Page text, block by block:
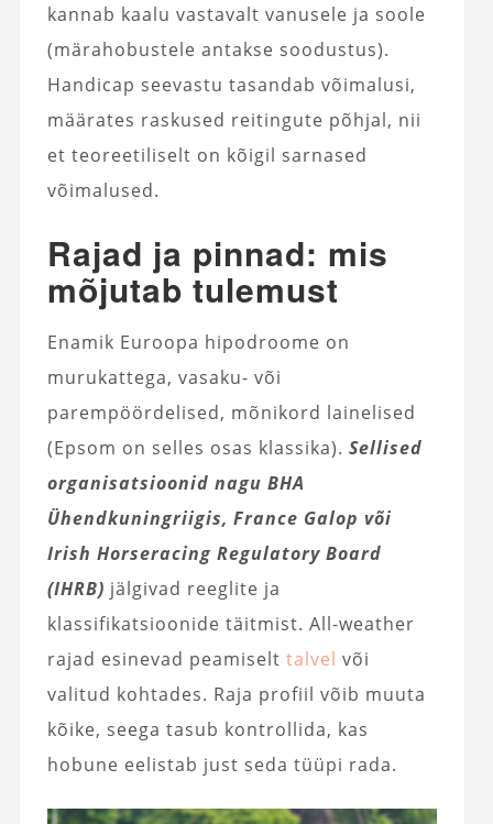
kannab kaalu vastavalt vanusele ja soole
(märahobustele antakse soodustus).
Handicap seevastu tasandab võimalusi,
määrates raskused reitingute põhjal, nii
et teoreetiliselt on kõigil sarnased
võimalused.
Rajad ja pinnad: mis
mõjutab tulemust
Enamik Euroopa hipodroome on
murukattega, vasaku- või
parempöördelised, mõnikord lainelised
(Epsom on selles osas klassika). Sellised
organisatsioonid nagu BHA
Ühendkuningriigis, France Galop või
Irish Horseracing Regulatory Board
(IHRB) jälgivad reeglite ja
klassifikatsioonide täitmist. All-weather
rajad esinevad peamiselt talvel või
valitud kohtades. Raja profiil võib muuta
kõike, seega tasub kontrollida, kas
hobune eelistab just seda tüüpi rada.